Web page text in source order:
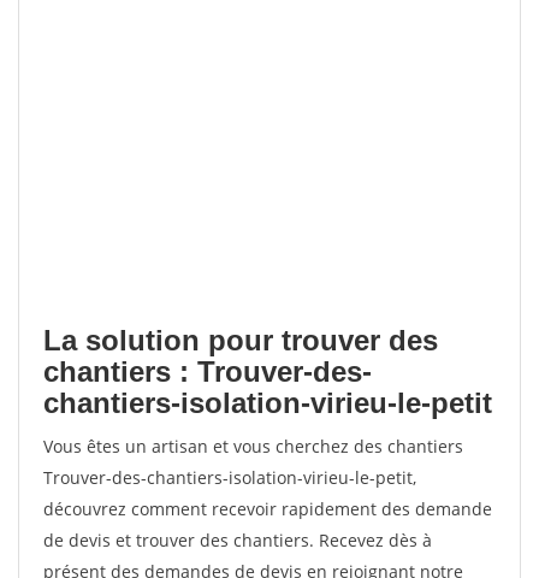
La solution pour trouver des
chantiers : Trouver-des-
chantiers-isolation-virieu-le-petit
Vous êtes un artisan et vous cherchez des chantiers
Trouver-des-chantiers-isolation-virieu-le-petit,
découvrez comment recevoir rapidement des demande
de devis et trouver des chantiers. Recevez dès à
présent des demandes de devis en rejoignant notre